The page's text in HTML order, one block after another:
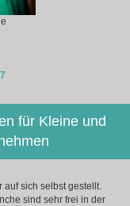
für Kleine und
auf sich selbst gestellt.
sind sehr frei in der